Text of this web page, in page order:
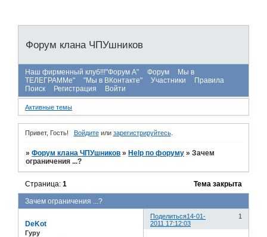
Форум клана ЧПУшников
Наш фирменный клуб!!!"Форум А" Форум
Мы в
ТЕЛЕГРАММе"
"Мы в ВКонтакте" Участники
Правила
Поиск
Регистрация Войти
Активные темы
Привет, Гость! Войдитеили зарегистрируйтесь.
»Форум клана ЧПУшников » Help по форуму »Зачем
ограничения ...?
Зачем ограничения ...?
Страница:1 Тема закрыта
Поделиться 1
14-01-
2011 17:12:03
DeKot
Гуру